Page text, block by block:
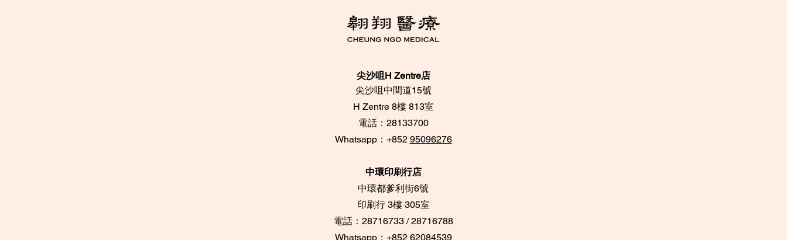
尖沙咀H Zentre店
尖沙咀中間道15號
​H Zentre 8樓 813室
電話：28133700
​Whatsapp：+852 95096276
中環印刷行店
中環都爹利街6號
​印刷行 3樓 305室
電話：28716733 / 28716788
Whatsapp：+852 62084539